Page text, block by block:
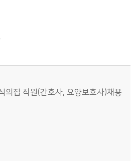
의집 직원(간호사, 요양보호사)채용